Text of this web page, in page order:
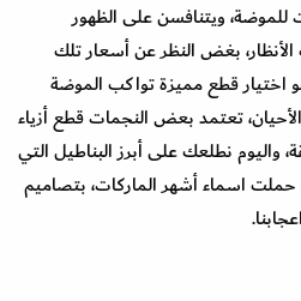
ويتنافسن على الظهور
الأنظار، بغض النظر عن أسعار تلك
هو اختيار قطع مميزة تواكب الموضة
تعتمد بعض النجمات قطع أزياء
واليوم نطلعك على أبرز البناطيل التي
اسماء أشهر الماركات، بتصاميم